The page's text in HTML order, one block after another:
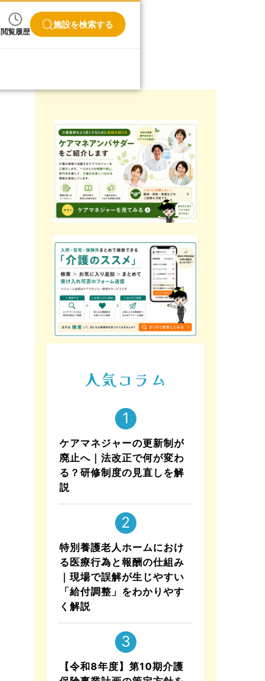
閲覧履歴
施設を検索する
人気コラム
ケアマネジャーの更新制が
廃止へ｜法改正で何が変わ
る？研修制度の見直しを解
説
特別養護老人ホームにおけ
る医療行為と報酬の仕組み
｜現場で誤解が生じやすい
「給付調整」をわかりやす
く解説
【令和8年度】第10期介護